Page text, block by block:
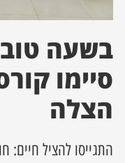
מקומית
בשעה
סיימו
הצלה
התגייסו להציל חיים: